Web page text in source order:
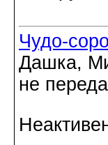
Чудо-
Дашка,
не